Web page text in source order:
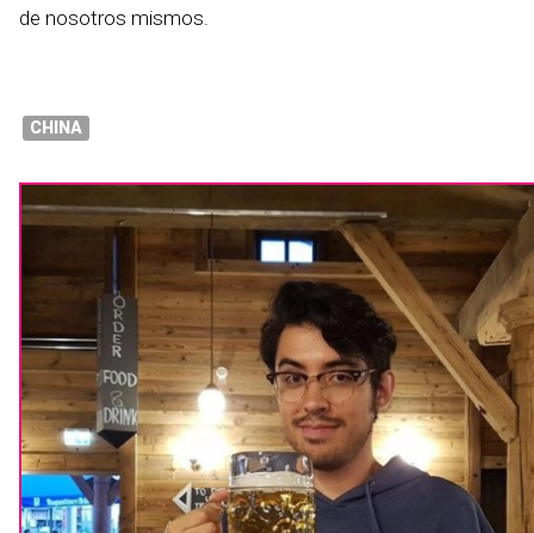
de nosotros mismos.
CHINA